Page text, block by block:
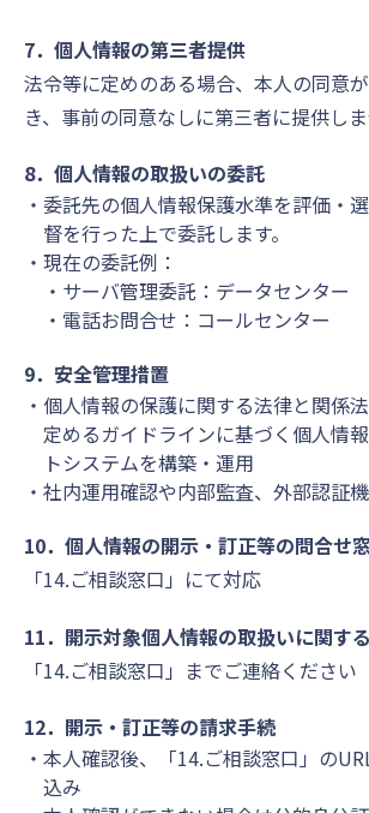
7．個人情報の第三者提供
法令等に定めのある場合、本人の同意
き、事前の同意なしに第三者に提供しま
8．個人情報の取扱いの委託
委託先の個人情報保護水準を評価・
督を行った上で委託します。
現在の委託例：
・サーバ管理委託：データセンター
・電話お問合せ：コールセンター
9．安全管理措置
個人情報の保護に関する法律と関係
定めるガイドラインに基づく個人情
トシステムを構築・運用
社内運用確認や内部監査、外部認証
10．個人情報の開示・訂正等の問合せ
「14.ご相談窓口」にて対応
11．開示対象個人情報の取扱いに関す
「14.ご相談窓口」までご連絡ください
12．開示・訂正等の請求手続
本人確認後、「14.ご相談窓口」の
込み